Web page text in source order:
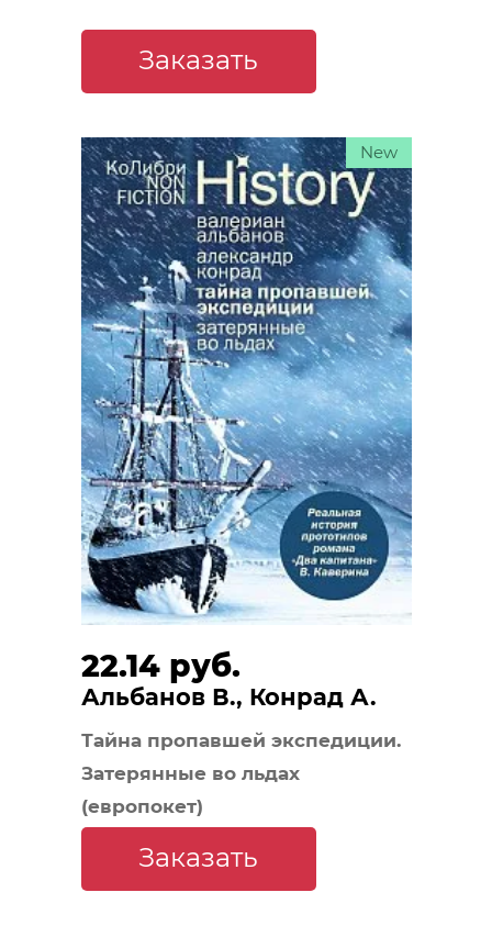
Заказать
22.14 руб.
Альбанов В., Конрад А.
Тайна пропавшей экспедиции.
Затерянные во льдах
(европокет)
New
Заказать